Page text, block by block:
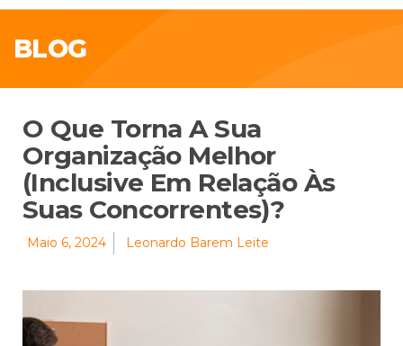
BLOG
O Que Torna A Sua
Organização Melhor
(Inclusive Em Relação Às
Suas Concorrentes)?
Maio 6, 2024 Leonardo Barem Leite